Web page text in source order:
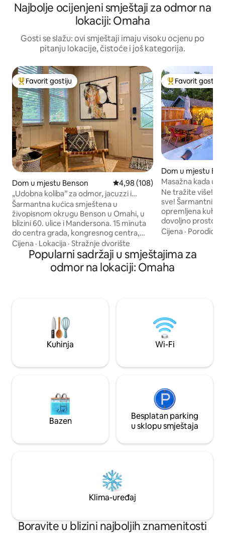
Najbolje ocijenjeni smještaji za odmor na
lokaciji: Omaha
Gosti se slažu: ovi smještaji imaju visoku ocjenu po
pitanju lokacije, čistoće i još kategorija.
Glavni favorit gostiju
Favorit gostiju
Dom u mjestu Benson Prosječna ocjena: 4,98 od 5,
4,98 (108)
„Udobna koliba” za odmor, jacuzzi i
kamin u Bensonu
Šarmantna kućica smještena u
živopisnom okrugu Benson u Omahi, u
blizini 60. ulice i Mandersona. 15 minuta
do centra grada, kongresnog centra,
bejzbol stadiona, zoološkog vrta i
muzeja. Savršena za miran odmor,
romantično utočište ili duži poslovni
boravak uz mješavinu privatnosti i
masažna kada za dvoje na privatnoj
jedinstvenim restoranima, zanatskim
pivarama i lokalnim prodavnicama.
Cijena · Lokacija · Stražnje dvorište
Glavni favorit
Favorit gostiju
Dom u mjestu
Masažna kada u
Ne tražite više!
sve! Šarmantni
opremljena
dovoljno prostora
unutrašnja
na terasi s
mnoštvom mjesta
ognjištem!
prostorija za
sobe u podrumu!
vaš dom daleko
Cijena · Porodica
Popularni sadržaji u smještajima za
odmor na lokaciji: Omaha
Kuhinja Wi-Fi
Bazen
Besplatan parking
u sklopu smještaja
Klima-uređaj
Boravite u blizini najboljih znamenitosti